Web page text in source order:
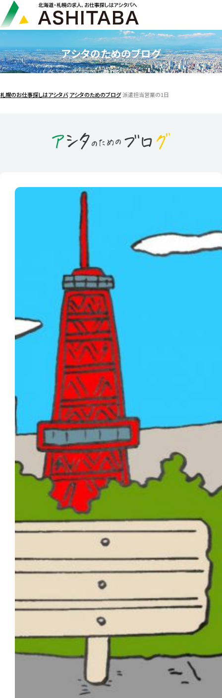
アシタのためのブログ
BLOG
札幌のお仕事探しはアシタバ アシタのためのブログ派遣担当営業の1日